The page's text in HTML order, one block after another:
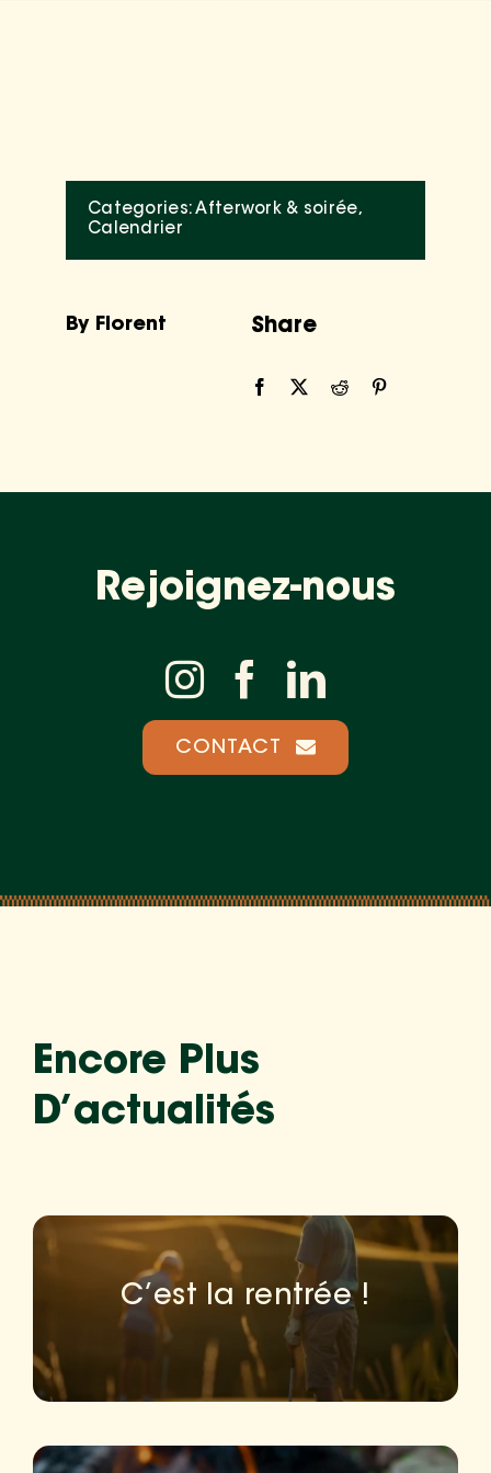
Categories:Afterwork & soirée,
Calendrier
By Florent Share
Rejoignez-nous
CONTACT
Encore Plus
D’actualités
C’est la rentrée !